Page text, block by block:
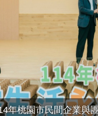
年桃園市民間企業與